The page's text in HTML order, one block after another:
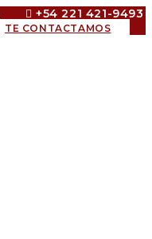
+54 221 421-9493
TE CONTACTAMOS